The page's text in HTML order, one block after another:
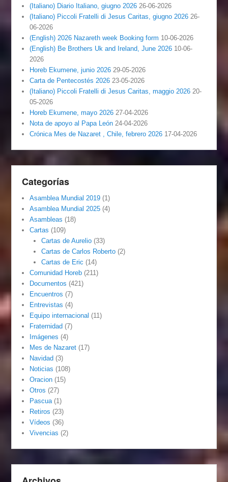
(Italiano) Diario Italiano, giugno 2026 26-06-2026
(Italiano) Piccoli Fratelli di Jesus Caritas, giugno 2026 26-
06-2026
(English) 2026 Nazareth week Booking form 10-06-2026
(English) Be Brothers Uk and Ireland, June 2026 10-06-
2026
Horeb Ekumene, junio 2026 29-05-2026
Carta de Pentecostés 2026 23-05-2026
(Italiano) Piccoli Fratelli di Jesus Caritas, maggio 2026 20-
05-2026
Horeb Ekumene, mayo 2026 27-04-2026
Nota de apoyo al Papa León 24-04-2026
Crónica Mes de Nazaret , Chile, febrero 2026 17-04-2026
Categorías
Asamblea Mundial 2019 (1)
Asamblea Mundial 2025 (4)
Asambleas (18)
Cartas (109)
Cartas de Aurelio(33)
Cartas de Carlos Roberto(2)
Cartas de Eric (14)
Comunidad Horeb (211)
Documentos (421)
Encuentros (7)
Entrevistas (4)
Equipo internacional (11)
Fraternidad (7)
Imágenes (4)
Mes de Nazaret (17)
Navidad (3)
Noticias (108)
Oracion (15)
Otros (27)
Pascua (1)
Retiros (23)
Vídeos (36)
Vivencias (2)